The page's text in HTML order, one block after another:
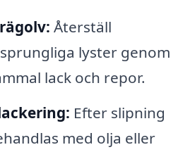
Återställ
lyster genom
lack och repor.
Efter slipning
med olja eller